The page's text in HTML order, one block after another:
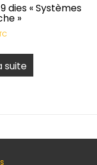
dies « Systèmes
»
suite